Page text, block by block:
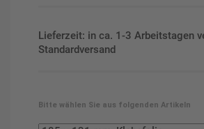
Lieferzeit: in ca. 1-3 Arbeitstagen
Standardversand
Bitte wählen Sie aus folgenden Artikeln